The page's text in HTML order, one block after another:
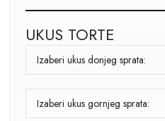
UKUS TORTE